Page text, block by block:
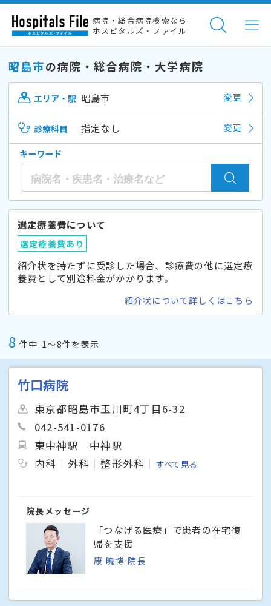
病院・総合病院検索なら
ホスピタルズ・ファイル
昭島市の病院・総合病院・大学病院
エリア・駅 昭島市 変更
診療科目 指定なし 変更
キーワード
選定療養費について
選定療養費あり
紹介状を持たずに受診した場合、診療費の他に選定療
養費として別途料金がかかります。
紹介状について詳しくはこちら
8 件中 1〜8件を表示
竹口病院
東京都昭島市玉川町4丁目6-32
042-541-0176
東中神駅 中神駅
内科
外科 整形外科 すべて見る
院長メッセージ
「つなげる医療」で患者の在宅復
帰を支援
康 暁博 院長